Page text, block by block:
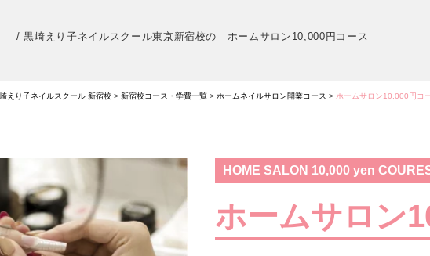
/ 黒崎えり子ネイルスクール東京新宿校の ホームサロン10,000円コース
えり子ネイルスクール 新宿校 > 新宿校コース・学費一覧 > ホームネイルサロン開業コース > ホームサロン10,000円コ
HOME SALON 10,000 yen
ホームサロン